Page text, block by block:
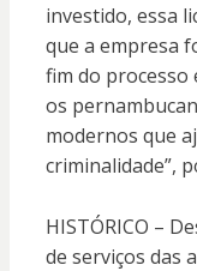
investido, essa
que a empresa
fim do processo
os
modernos que
criminalidade”,
HISTÓRICO –
de serviços das